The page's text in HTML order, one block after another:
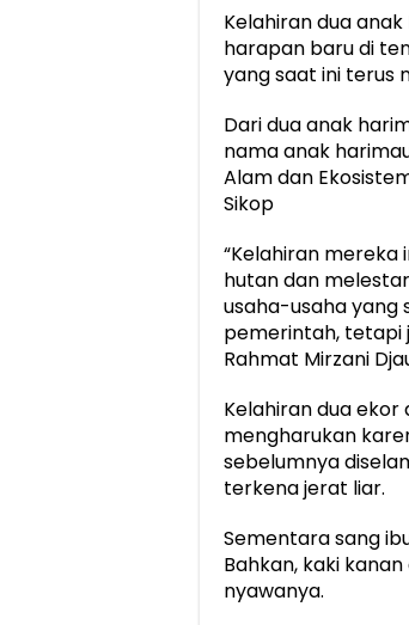
Kelahiran dua
harapan baru di
yang saat ini terus
Dari dua anak
nama anak
Alam dan
Sikop
“Kelahiran
hutan dan
usaha-usaha yang
pemerintah, tetapi
Rahmat Mirzani
Kelahiran dua ekor
mengharukan
sebelumnya
terkena jerat liar.
Sementara sang
Bahkan, kaki
nyawanya.